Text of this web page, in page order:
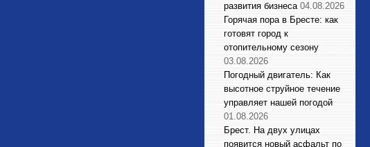
развития бизнеса 04.08.2026
Горячая пора в Бресте: как
готовят город к
отопительному сезону
03.08.2026
Погодный двигатель: Как
высотное струйное течение
управляет нашей погодой
01.08.2026
Брест. На двух улицах
появится новый асфальт по